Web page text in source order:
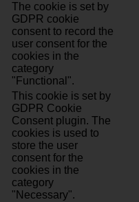
The cookie is set by
GDPR cookie
consent to record the
user consent for the
cookies in the
category
"Functional".
This cookie is set by
GDPR Cookie
Consent plugin. The
cookies is used to
store the user
consent for the
cookies in the
category
"Necessary".